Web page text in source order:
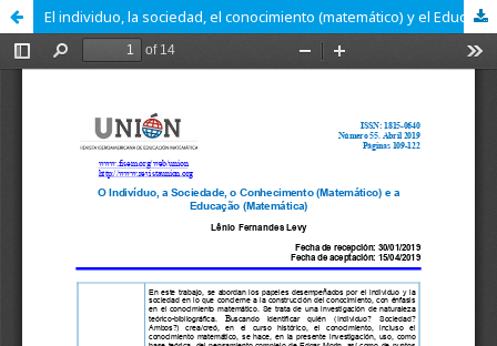
El individuo, la sociedad, el conocimiento (matemático) y el Educación (Matemáticas)